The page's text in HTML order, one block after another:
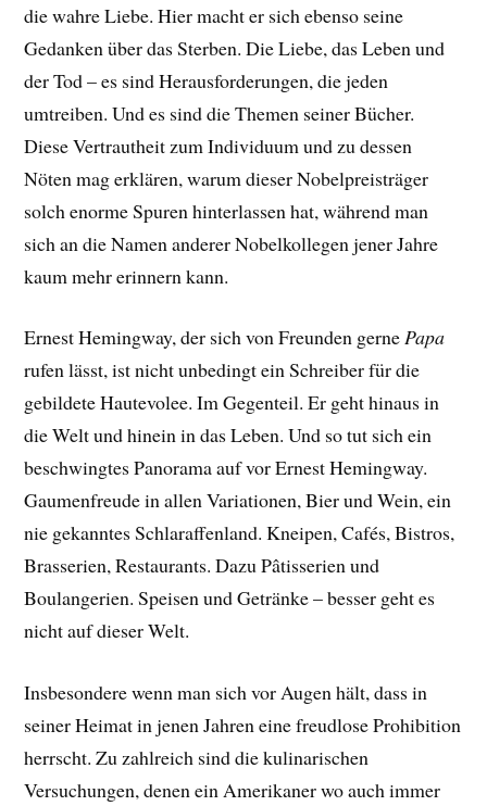
die wahre Liebe. Hier macht er sich ebenso seine
Gedanken über das Sterben. Die Liebe, das Leben und
der Tod – es sind Herausforderungen, die jeden
umtreiben. Und es sind die Themen seiner Bücher.
Diese Vertrautheit zum Individuum und zu dessen
Nöten mag erklären, warum dieser Nobelpreisträger
solch enorme Spuren hinterlassen hat, während man
sich an die Namen anderer Nobelkollegen jener Jahre
kaum mehr erinnern kann.
Ernest Hemingway, der sich von Freunden gernePapa
rufen lässt, ist nicht unbedingt ein Schreiber für die
gebildete Hautevolee. Im Gegenteil. Er geht hinaus in
die Welt und hinein in das Leben. Und so tut sich ein
beschwingtes Panorama auf vor Ernest Hemingway.
Gaumenfreude in allen Variationen, Bier und Wein, ein
nie gekanntes Schlaraffenland. Kneipen, Cafés, Bistros,
Brasserien, Restaurants. Dazu Pâtisserien und
Boulangerien. Speisen und Getränke – besser geht es
nicht auf dieser Welt.
Insbesondere wenn man sich vor Augen hält, dass in
seiner Heimat in jenen Jahren eine freudlose Prohibition
herrscht. Zu zahlreich sind die kulinarischen
Versuchungen, denen ein Amerikaner wo auch immer